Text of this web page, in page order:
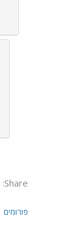
Share:
פורומים